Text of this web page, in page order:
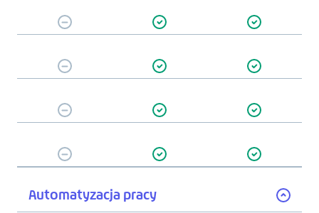
Automatyzacja pracy